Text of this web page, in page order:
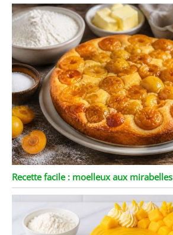
Recette facile : moelleux aux mirabelles